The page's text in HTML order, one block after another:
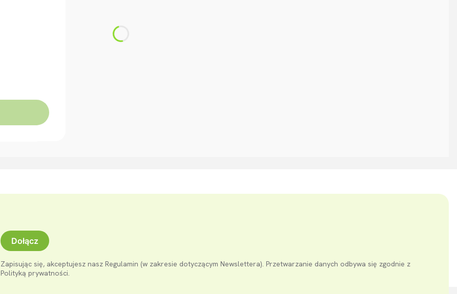
Dołącz
Zapisując się, akceptujesz nasz Regulamin (w zakresie dotyczącym Newslettera). Przetwarzanie danych odbywa się zgodnie z
Polityką prywatności.